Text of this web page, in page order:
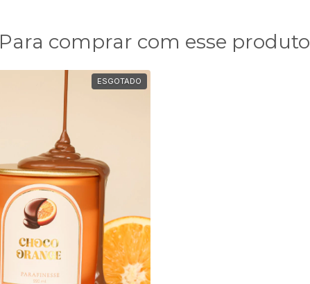
Para comprar com esse produto
ESGOTADO